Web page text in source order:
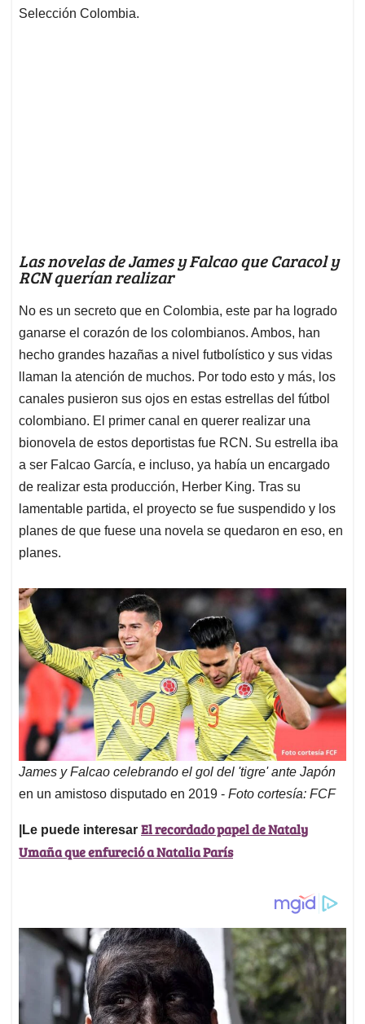
Selección Colombia.
Las novelas de James y Falcao que Caracol y
RCN querían realizar
No es un secreto que en Colombia, este par ha logrado
ganarse el corazón de los colombianos. Ambos, han
hecho grandes hazañas a nivel futbolístico y sus vidas
llaman la atención de muchos. Por todo esto y más, los
canales pusieron sus ojos en estas estrellas del fútbol
colombiano. El primer canal en querer realizar una
bionovela de estos deportistas fue RCN. Su estrella iba
a ser Falcao García, e incluso, ya había un encargado
de realizar esta producción, Herber King. Tras su
lamentable partida, el proyecto se fue suspendido y los
planes de que fuese una novela se quedaron en eso, en
planes.
James y Falcao celebrando el gol del 'tigre' ante Japón
en un amistoso disputado en 2019 - Foto cortesía: FCF
|Le puede interesar El recordado papel de Nataly
Umaña que enfureció a Natalia París